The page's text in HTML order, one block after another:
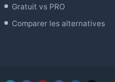
Gratuit vs PRO
Comparer les alternatives